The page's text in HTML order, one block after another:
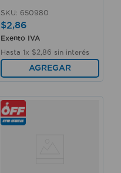
SKU: 650980
$2,86
Exento IVA
Hasta 1x $2 86 sin interés
AGREGAR